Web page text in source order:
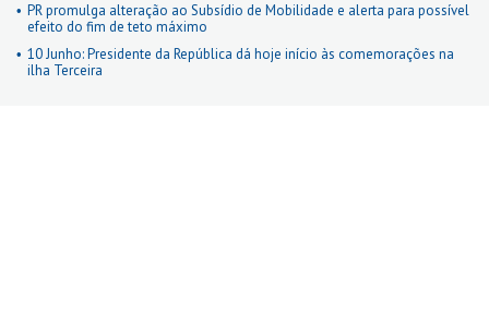
PR promulga alteração ao Subsídio de Mobilidade e alerta para possível
efeito do fim de teto máximo
10 Junho: Presidente da República dá hoje início às comemorações na
ilha Terceira